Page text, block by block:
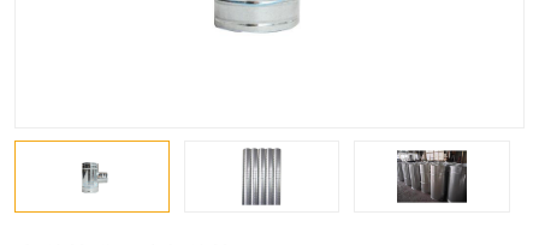
镀锌螺旋风管